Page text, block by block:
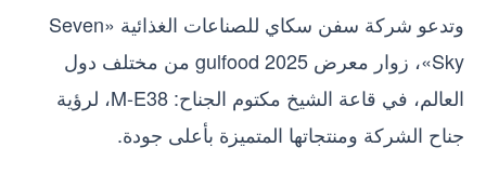
وتدعو شركة سفن سكاي للصناعات الغذائية «Seven
Sky»، زوار معرض gulfood 2025 من مختلف دول
العالم، في قاعة الشيخ مكتوم الجناح: M-E38، لرؤية
جناح الشركة ومنتجاتها المتميزة بأعلى جودة.